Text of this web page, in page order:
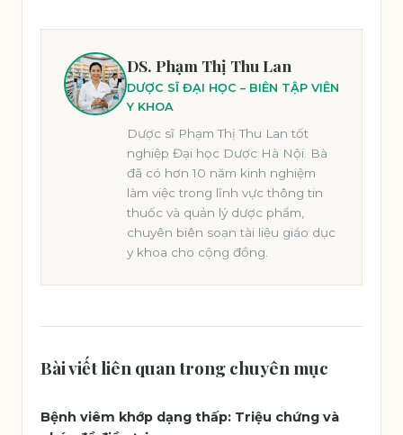
DS. Phạm Thị Thu Lan
DƯỢC SĨ ĐẠI HỌC – BIÊN TẬP VIÊN
Y KHOA
Dược sĩ Phạm Thị Thu Lan tốt
nghiệp Đại học Dược Hà Nội. Bà
đã có hơn 10 năm kinh nghiệm
làm việc trong lĩnh vực thông tin
thuốc và quản lý dược phẩm,
chuyên biên soạn tài liệu giáo dục
y khoa cho cộng đồng.
Bài viết liên quan trong chuyên mục
Bệnh viêm khớp dạng thấp: Triệu chứng và